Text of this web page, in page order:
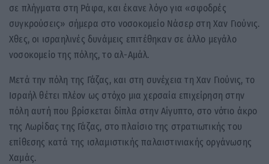
σε πλήγματα στη Ράφα, και έκανε λόγο για «σφοδρές
συγκρούσεις» σήμερα στο νοσοκομείο Νάσερ στη Χαν Γιούνις.
Χθες, οι ισραηλινές δυνάμεις επιτέθηκαν σε άλλο μεγάλο
νοσοκομείο της πόλης, το αλ-Αμάλ.
Μετά την πόλη της Γάζας, και στη συνέχεια τη Χαν Γιούνις, το
Ισραήλ θέτει πλέον ως στόχο μια χερσαία επιχείρηση στην
πόλη αυτή που βρίσκεται δίπλα στην Αίγυπτο, στο νότιο άκρο
της Λωρίδας της Γάζας, στο πλαίσιο της στρατιωτικής του
επίθεσης κατά της ισλαμιστικής παλαιστινιακής οργάνωσης
Χαμάς.